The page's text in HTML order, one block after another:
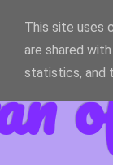
This site uses
are shared
statistics, and